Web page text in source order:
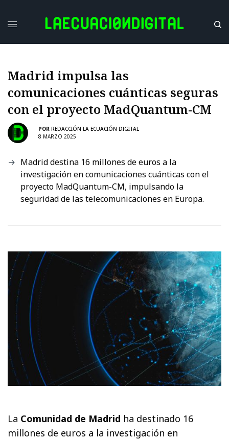
Madrid impulsa las
comunicaciones cuánticas seguras
con el proyecto MadQuantum-CM
POR REDACCIÓN LA ECUACIÓN DIGITAL
8 MARZO 2025
Madrid destina 16 millones de euros a la
investigación en comunicaciones cuánticas con el
proyecto MadQuantum-CM, impulsando la
seguridad de las telecomunicaciones en Europa.
La Comunidad de Madrid ha destinado 16
millones de euros a la investigación en